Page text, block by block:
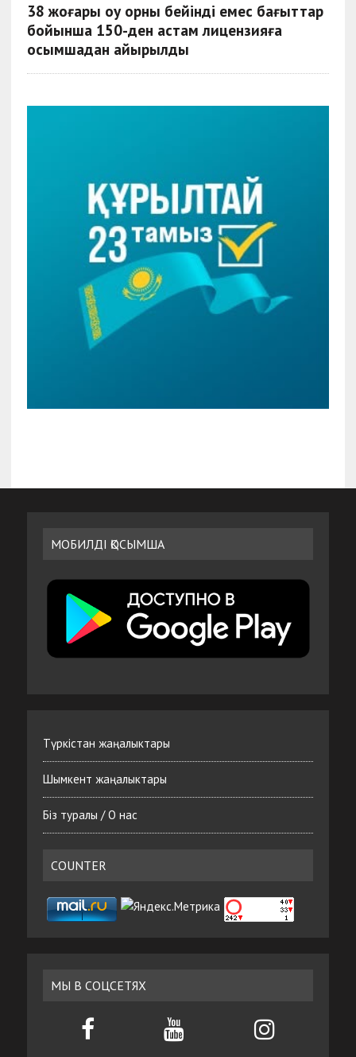
38 жоғары оқу орны бейінді емес бағыттар
бойынша 150-ден астам лицензияға
қосымшадан айырылды
МОБИЛДІ ҚОСЫМША
Түркістан жаңалыктары
Шымкент жаңалыктары
Біз туралы / О нас
COUNTER
МЫ В СОЦСЕТЯХ